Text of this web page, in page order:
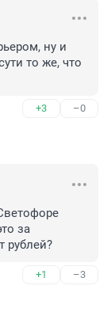
ну и
то же, что
+3 –0
за
рублей?
+1 –3